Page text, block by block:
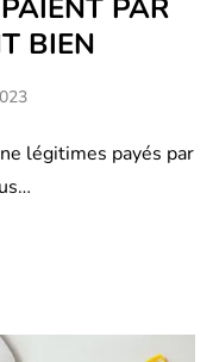
PAR
BIEN
légitimes payés par